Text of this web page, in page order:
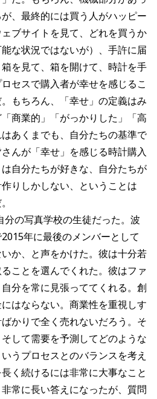
、最終的には買う人がハッピー
ブサイトを見て、どれを買うか
な状況ではないが）、手許に届
を見て、箱を開けて、時計を手
セスで購入者が幸せを感じるこ
もちろん、「幸せ」の定義はみ
商業的」「がっかりした」「高
あくまでも、自分たちの基準で
んが「幸せ」を感じる時計購入
自分たちが好きな、自分たちが
りしかしない、ということは
の写真学校の生徒だった。波
年に最後のメンバーとして
か、と声をかけた。彼は十分若
ことを選んでくれた。彼はファ
分を常に見張っててくれる。創
はならない。商業性を重視しす
かりで全く売れないだろう。そ
して需要を予測してどのような
うプロセスとのバランスを考え
く続けるには非常に大事なこと
常に長い答えになったが、質問